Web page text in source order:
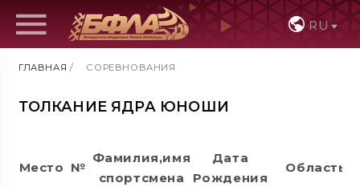
RU
ГЛАВНАЯ / СОРЕВНОВАНИЯ
ТОЛКАНИЕ ЯДРА ЮНОШИ
Место №
Фамилия,имя
спортсмена
Дата
Рождения
Область